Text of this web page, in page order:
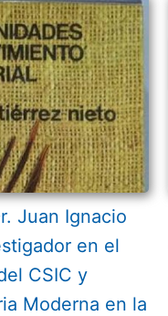
Juan Ignacio
en el
CSIC y
Moderna en la